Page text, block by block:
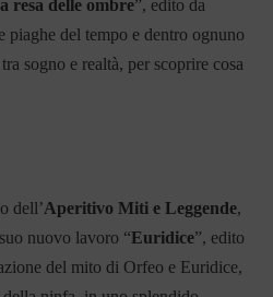
resa delle ombre”, edito da
del tempo e dentro ognuno
sogno e realtà, per scoprire cosa
dell’Aperitivo Miti e Leggende,
nuovo lavoro “Euridice”, edito
del mito di Orfeo e Euridice,